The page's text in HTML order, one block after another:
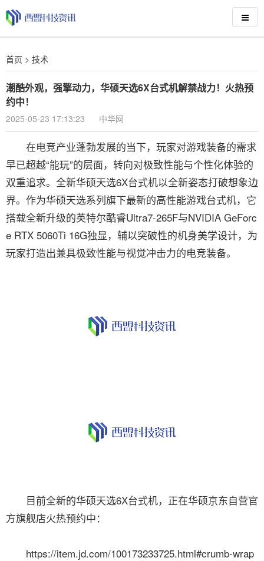
首页 > 技术
潮酷外观，强擎动力，华硕天选6X台式机解禁战力！火热预
约中！
2025-05-23 17:13:23 中华网
在电竞产业蓬勃发展的当下，玩家对游戏装备的需求
早已超越“能玩”的层面，转向对极致性能与个性化体验的
双重追求。全新华硕天选6X台式机以全新姿态打破想象边
界。作为华硕天选系列旗下最新的高性能游戏台式机，它
搭载全新升级的英特尔酷睿Ultra7-265F与NVIDIA GeForc
e RTX 5060Ti 16G独显，辅以突破性的机身美学设计，为
玩家打造出兼具极致性能与视觉冲击力的电竞装备。
目前全新的华硕天选6X台式机，正在华硕京东自营官
方旗舰店火热预约中：
https://item.jd.com/100173233725.html#crumb-wrap